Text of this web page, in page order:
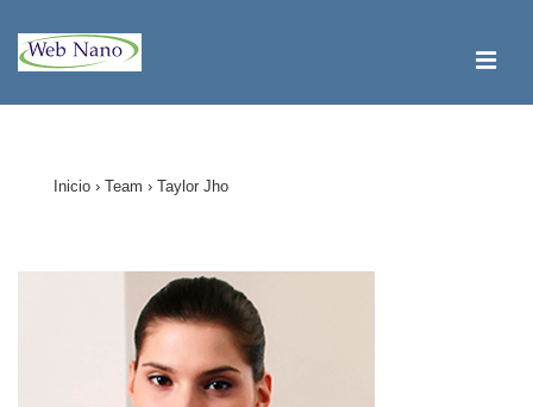
Saltar
Inicio › Team › Taylor Jho